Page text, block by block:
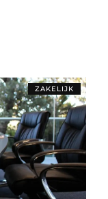
ZAKELIJK